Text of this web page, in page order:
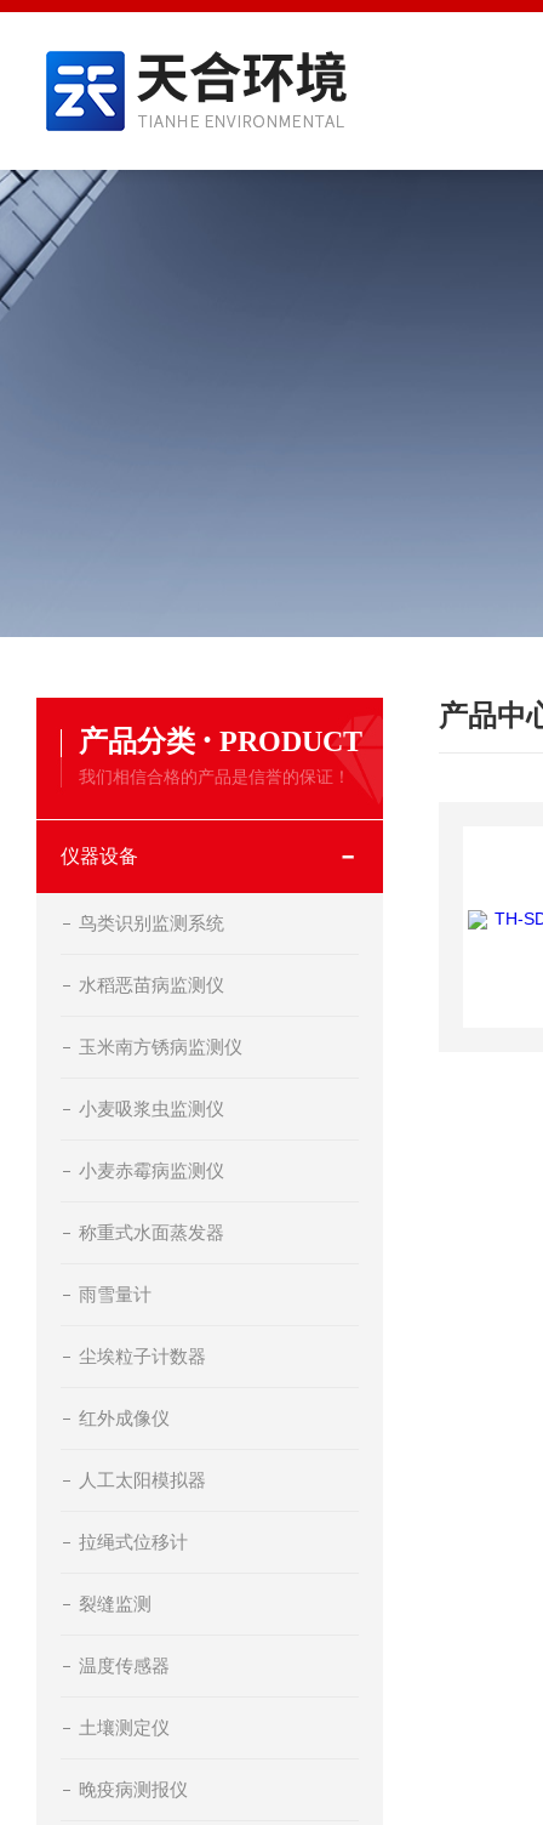
产品分类 · PRODUCT
我们相信合格的产品是信誉的保证！
仪器设备
鸟类识别监测系统
水稻恶苗病监测仪
玉米南方锈病监测仪
小麦吸浆虫监测仪
小麦赤霉病监测仪
称重式水面蒸发器
雨雪量计
尘埃粒子计数器
红外成像仪
人工太阳模拟器
拉绳式位移计
裂缝监测
温度传感器
土壤测定仪
晚疫病测报仪
产品中